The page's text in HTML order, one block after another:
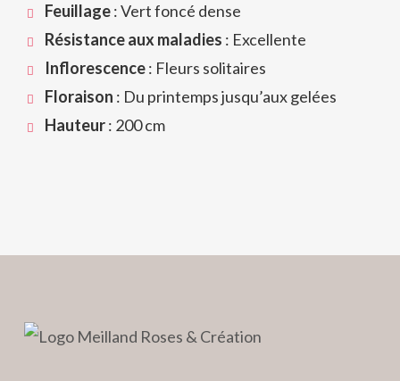
Feuillage: Vert foncé dense
Résistance aux maladies : Excellente
Inflorescence: Fleurs solitaires
Floraison : Du printemps jusqu’aux gelées
Hauteur: 200 cm